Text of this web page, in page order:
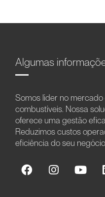
Algumas
Somos líder no
combustíveis. Nossa
oferece uma gestão
Reduzimos custos
eficiência do seu negócio.